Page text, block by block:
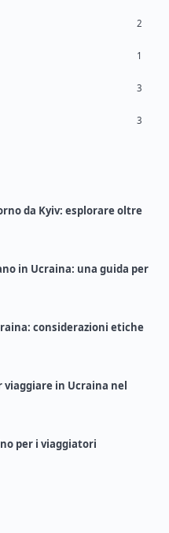
2
1
3
3
da Kyiv: esplorare oltre
in Ucraina: una guida per
considerazioni etiche
viaggiare in Ucraina nel
per i viaggiatori